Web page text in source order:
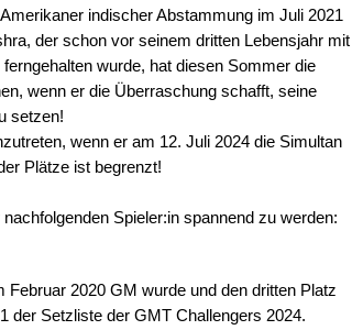
indischer Abstammung im Juli 2021
der schon vor seinem dritten Lebensjahr mit
wurde, hat diesen Sommer die
wenn er die Überraschung schafft, seine
setzen!
wenn er am 12. Juli 2024 die Simultan
Plätze ist begrenzt!
Spieler:in spannend zu werden:
2020 GM wurde und den dritten Platz
der Setzliste der GMT Challengers 2024.